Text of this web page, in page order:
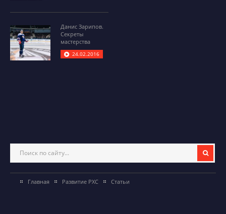
Данис Зарипов.
Секреты
мастерства
24.02.2016
Главная Развитие РХС Статьи